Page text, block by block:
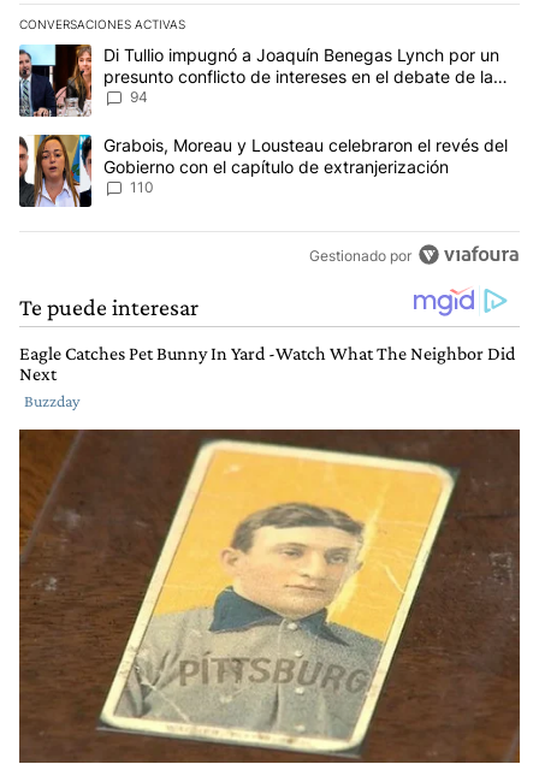
CONVERSACIONES ACTIVAS
Este listado muestra los artículos con más comentarios en los
Un artículo de tendencia con el título "Di Tullio impugnó a
Di Tullio impugnó a Joaquín Benegas Lynch por un
presunto conflicto de intereses en el debate de la
Ley de Tierras
94
Un artículo de tendencia con el título "Grabois, Moreau y
Grabois, Moreau y Lousteau celebraron el revés del
Gobierno con el capítulo de extranjerización
110
Gestionado por